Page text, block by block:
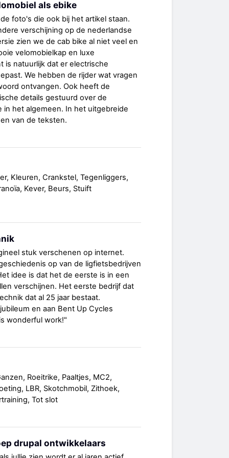
als ebike
foto's die ook bij het artikel staan.
verschijning op de nederlandse
zien we de cab bike al niet veel en
velomobielkap en luxe
is natuurlijk dat er electrische
We hebben de rijder wat vragen
ontvangen. Ook heeft de
details gestuurd over de
in het algemeen. In het uitgebreide
van de teksten.
Kleuren, Crankstel, Tegenliggers,
Kever, Beurs, Stuift
stuk verschenen op internet.
op van de ligfietsbedrijven
idee is dat het de eerste is in een
verschijnen. Het eerste bedrijf dat
dat al 25 jaar bestaat.
en aan Bent Up Cycles
wonderful work!"
Roeitrike, Paaltjes, MC2,
LBR, Skotchmobil, Zithoek,
Tot slot
drupal ontwikkelaars